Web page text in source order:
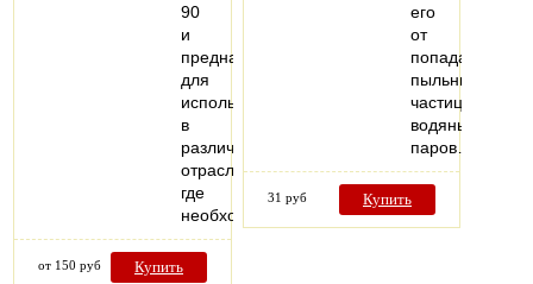
90
и
предназначена
для
использования
в
различных
отраслях,
где
необходимо…
от 150 руб Купить
его
от
попадания
пыльных
частиц,
водяных
паров…
31 руб Купить